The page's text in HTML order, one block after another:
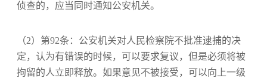
侦查的，应当同时通知公安机关。
（2）第92条：公安机关对人民检察院不批准逮捕的决
定，认为有错误的时候，可以要求复议，但是必须将被
拘留的人立即释放。如果意见不被接受，可以向上一级